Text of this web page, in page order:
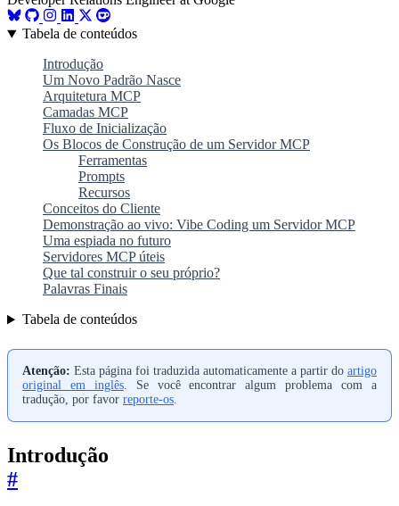
Tabela de conteúdos
Introdução
Um Novo Padrão Nasce
Arquitetura MCP
Camadas MCP
Fluxo de Inicialização
Os Blocos de Construção de um Servidor MCP
Ferramentas
Prompts
Recursos
Conceitos do Cliente
Demonstração ao vivo: Vibe Coding um Servidor MCP
Uma espiada no futuro
Servidores MCP úteis
Que tal construir o seu próprio?
Palavras Finais
Tabela de conteúdos
Atenção: Esta página foi traduzida automaticamente a partir do artigo
original em inglês. Se você encontrar algum problema com a
tradução, por favor reporte-os.
Introdução
#